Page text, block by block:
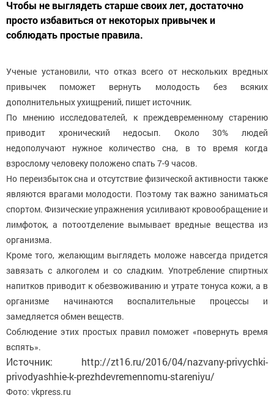
Чтобы не выглядеть старше своих лет, достаточно
просто избавиться от некоторых привычек и
соблюдать простые правила.
Ученые установили, что отказ всего от нескольких вредных
привычек поможет вернуть молодость без всяких
дополнительных ухищрений, пишет источник.
По мнению исследователей, к преждевременному старению
приводит хронический недосып. Около 30% людей
недополучают нужное количество сна, в то время когда
взрослому человеку положено спать 7-9 часов.
Но переизбыток сна и отсутствие физической активности также
являются врагами молодости. Поэтому так важно заниматься
спортом. Физические упражнения усиливают кровообращение и
лимфоток, а потоотделение вымывает вредные вещества из
организма.
Кроме того, желающим выглядеть моложе навсегда придется
завязать с алкоголем и со сладким. Употребление спиртных
напитков приводит к обезвоживанию и утрате тонуса кожи, а в
организме начинаются воспалительные процессы и
замедляется обмен веществ.
Соблюдение этих простых правил поможет «повернуть время
вспять».
Источник: http://zt16.ru/2016/04/nazvany-privychki-
privodyashhie-k-prezhdevremennomu-stareniyu/
Фото: vkpress.ru